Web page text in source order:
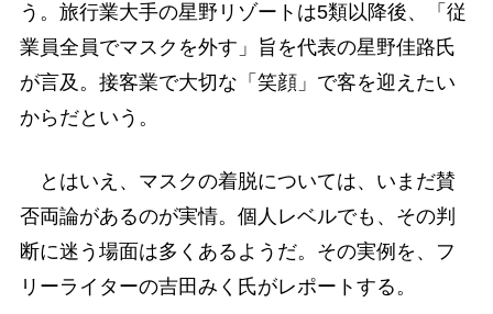
う。旅行業大手の星野リゾートは5類以降後、「従
業員全員でマスクを外す」旨を代表の星野佳路氏
が言及。接客業で大切な「笑顔」で客を迎えたい
からだという。
とはいえ、マスクの着脱については、いまだ賛
否両論があるのが実情。個人レベルでも、その判
断に迷う場面は多くあるようだ。その実例を、フ
リーライターの吉田みく氏がレポートする。